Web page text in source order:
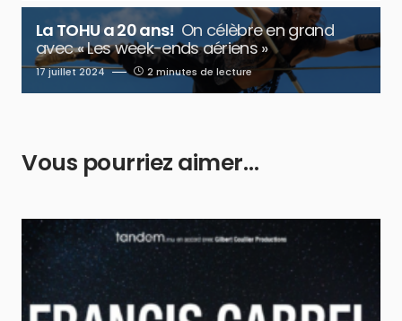
La TOHU a 20 ans! On célèbre en grand
avec « Les week-ends aériens »
17 juillet 2024 2 minutes de lecture
Vous pourriez aimer…